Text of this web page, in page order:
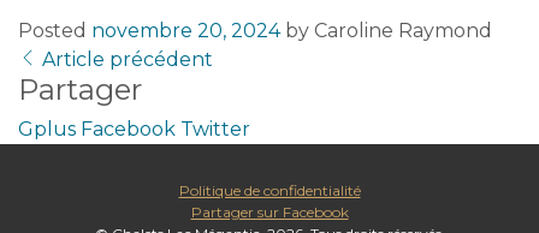
Posted novembre 20, 2024by Caroline Raymond
Article précédent
Partager
Gplus Facebook Twitter
Politique de confidentialité
Partager sur Facebook